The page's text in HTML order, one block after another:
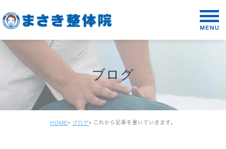
ブログ
HOME ブログ これから記事を書いていきます。